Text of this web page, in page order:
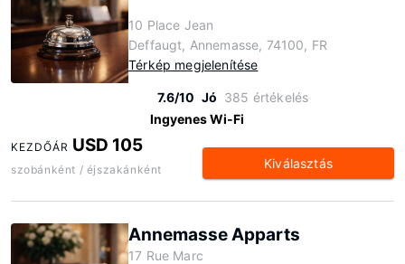
10 Place Jean
Deffaugt, Annemasse, 74100, FR
Térkép megjelenítése
7.6/10 Jó 385 értékelés
Ingyenes Wi-Fi
KEZDŐÁR USD 105
szobánként / éjszakánként Kiválasztás
Annemasse Apparts
17 Rue Marc